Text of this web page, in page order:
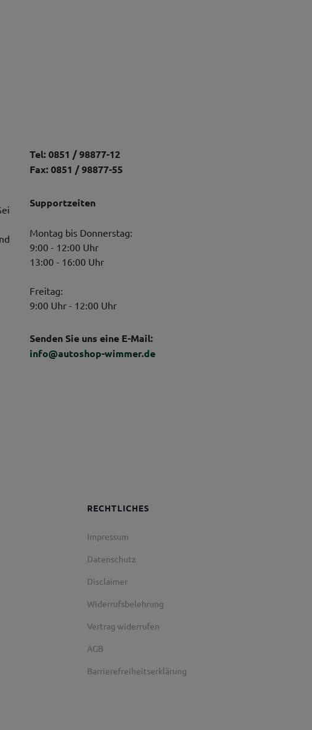
Tel: 0851 / 98877-12
Fax: 0851 / 98877-55
Supportzeiten
Montag bis Donnerstag:
9:00 - 12:00 Uhr
13:00 - 16:00 Uhr
Freitag:
9:00 Uhr - 12:00 Uhr
Senden Sie uns eine E-Mail:
info@autoshop-wimmer.de
RECHTLICHES
Impressum
Datenschutz
Disclaimer
Widerrufsbelehrung
Vertrag widerrufen
AGB
Barrierefreiheitserklärung